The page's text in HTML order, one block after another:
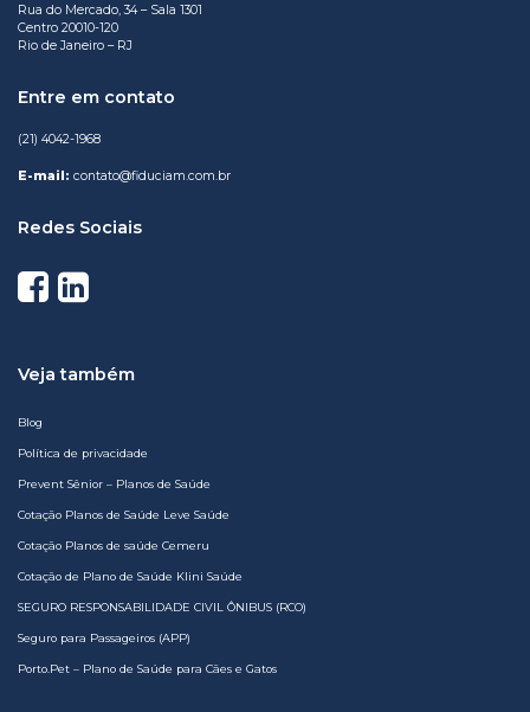
Rua do Mercado, 34 – Sala 1301
Centro 20010-120
Rio de Janeiro – RJ
Entre em contato
(21) 4042-1968
E-mail: contato@fiduciam.com.br
Redes Sociais
Veja também
Blog
Política de privacidade
Prevent Sênior – Planos de Saúde
Cotação Planos de Saúde Leve Saúde
Cotação Planos de saúde Cemeru
Cotação de Plano de Saúde Klini Saúde
SEGURO RESPONSABILIDADE CIVIL ÔNIBUS (RCO)
Seguro para Passageiros (APP)
Porto.Pet – Plano de Saúde para Cães e Gatos